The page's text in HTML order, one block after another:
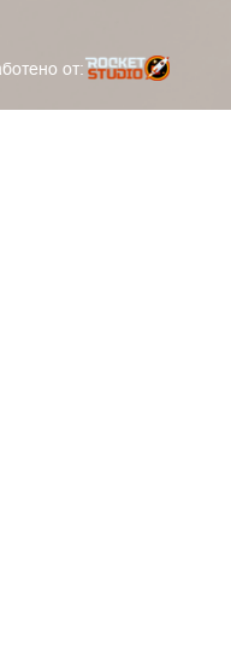
от: